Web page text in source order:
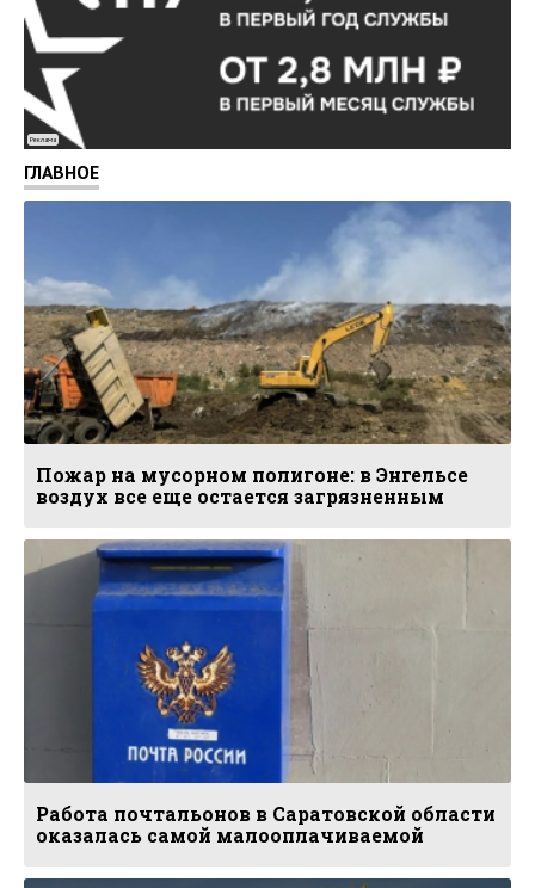
Реклама
ГЛАВНОЕ
Пожар на мусорном полигоне: в Энгельсе
воздух все еще остается загрязненным
Работа почтальонов в Саратовской области
оказалась самой малооплачиваемой